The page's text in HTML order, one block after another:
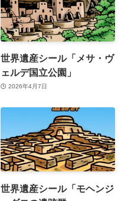
世界遺産シール「メサ・ヴ
ェルデ国立公園」
2026年4月7日
世界遺産シール「モヘンジ